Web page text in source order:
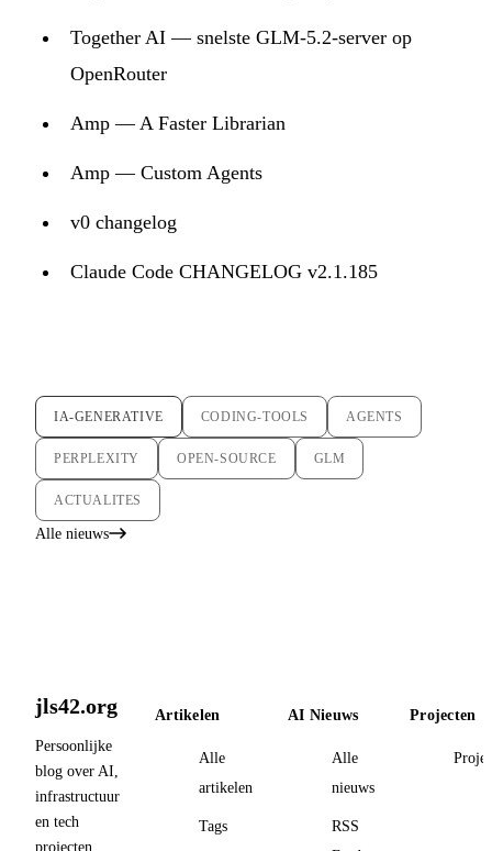
Together AI — snelste GLM-5.2-server op
OpenRouter
Amp — A Faster Librarian
Amp — Custom Agents
v0 changelog
Claude Code CHANGELOG v2.1.185
IA-GENERATIVE CODING-TOOLS AGENTS
PERPLEXITY OPEN-SOURCE GLM
ACTUALITES
Alle nieuws
jls42.org
Persoonlijke
blog over AI,
infrastructuur
en tech
projecten
Artikelen
Alle
artikelen
Tags
AI Nieuws
Alle
nieuws
RSS
Projecten